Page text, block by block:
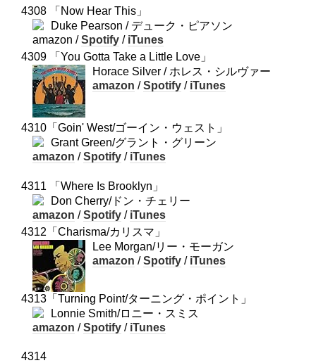
4308 「Now Hear This」
Duke Pearson / デューク・ピアソン
amazon /Spotify / iTunes
4309 「You Gotta Take a Little Love」
Horace Silver / ホレス・シルヴァー
amazon /Spotify / iTunes
4310「Goin' West/ゴーイン・ウェスト」
Grant Green/グラント・グリーン
amazon /Spotify / iTunes
4311 「Where Is Brooklyn」
Don Cherry/ドン・チェリー
amazon /Spotify / iTunes
4312「Charisma/カリスマ」
Lee Morgan/リー・モーガン
amazon /Spotify / iTunes
4313「Turning Point/ターニング・ポイント」
Lonnie Smith/ロニー・スミス
amazon /Spotify / iTunes
4314